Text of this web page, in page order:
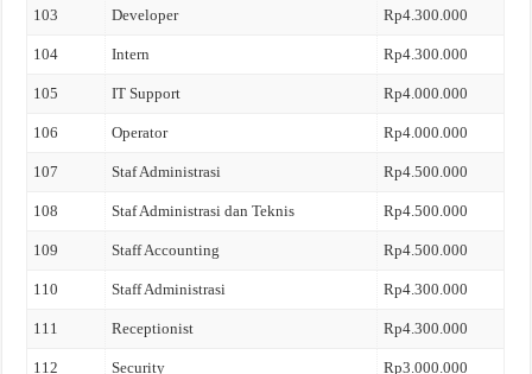
103 Developer Rp4.300.000
104 Intern Rp4.300.000
105 IT Support Rp4.000.000
106 Operator Rp4.000.000
107 Staf Administrasi Rp4.500.000
108 Staf Administrasi dan Teknis Rp4.500.000
109 Staff Accounting Rp4.500.000
110 Staff Administrasi Rp4.300.000
111 Receptionist Rp4.300.000
112 Security Rp3.000.000